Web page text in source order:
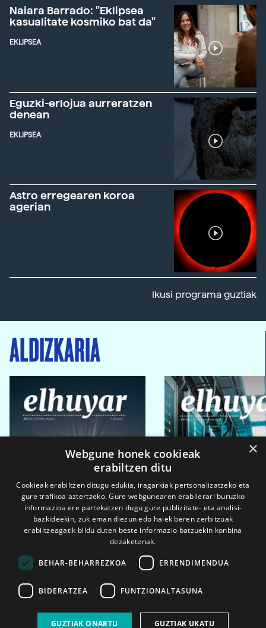
Naiara Barrado: "Eklipsea
kasualitate kosmiko bat da"
EKLIPSEA
Eguzki-erlojua aurreratzen
denean
EKLIPSEA
Astro erregearen koroa
agerian
Ikusi programa guztiak
ALDIZKARIA
2026ko eka. 1a 2026ko mar. 1a
×
Webgune honek cookieak
erabiltzen ditu
Cookieak erabiltzen ditugu edukia, iragarkiak pertsonalizatzeko eta
gure trafikoa aztertzeko. Gure webgunearen erabilerari buruzko
informazioa ere partekatzen dugu gure publizitate- eta analisi-
bazkideekin, zuk eman diezun edo haiek beren zerbitzuak
erabiltzeagatik bildu duten beste informazio batzuekin konbina
dezaketenak.
BEHAR-BEHARREZKOA ERRENDIMENDUA
BIDERATZEA FUNTZIONALTASUNA
GUZTIAK ONARTU GUZTIAK UKATU